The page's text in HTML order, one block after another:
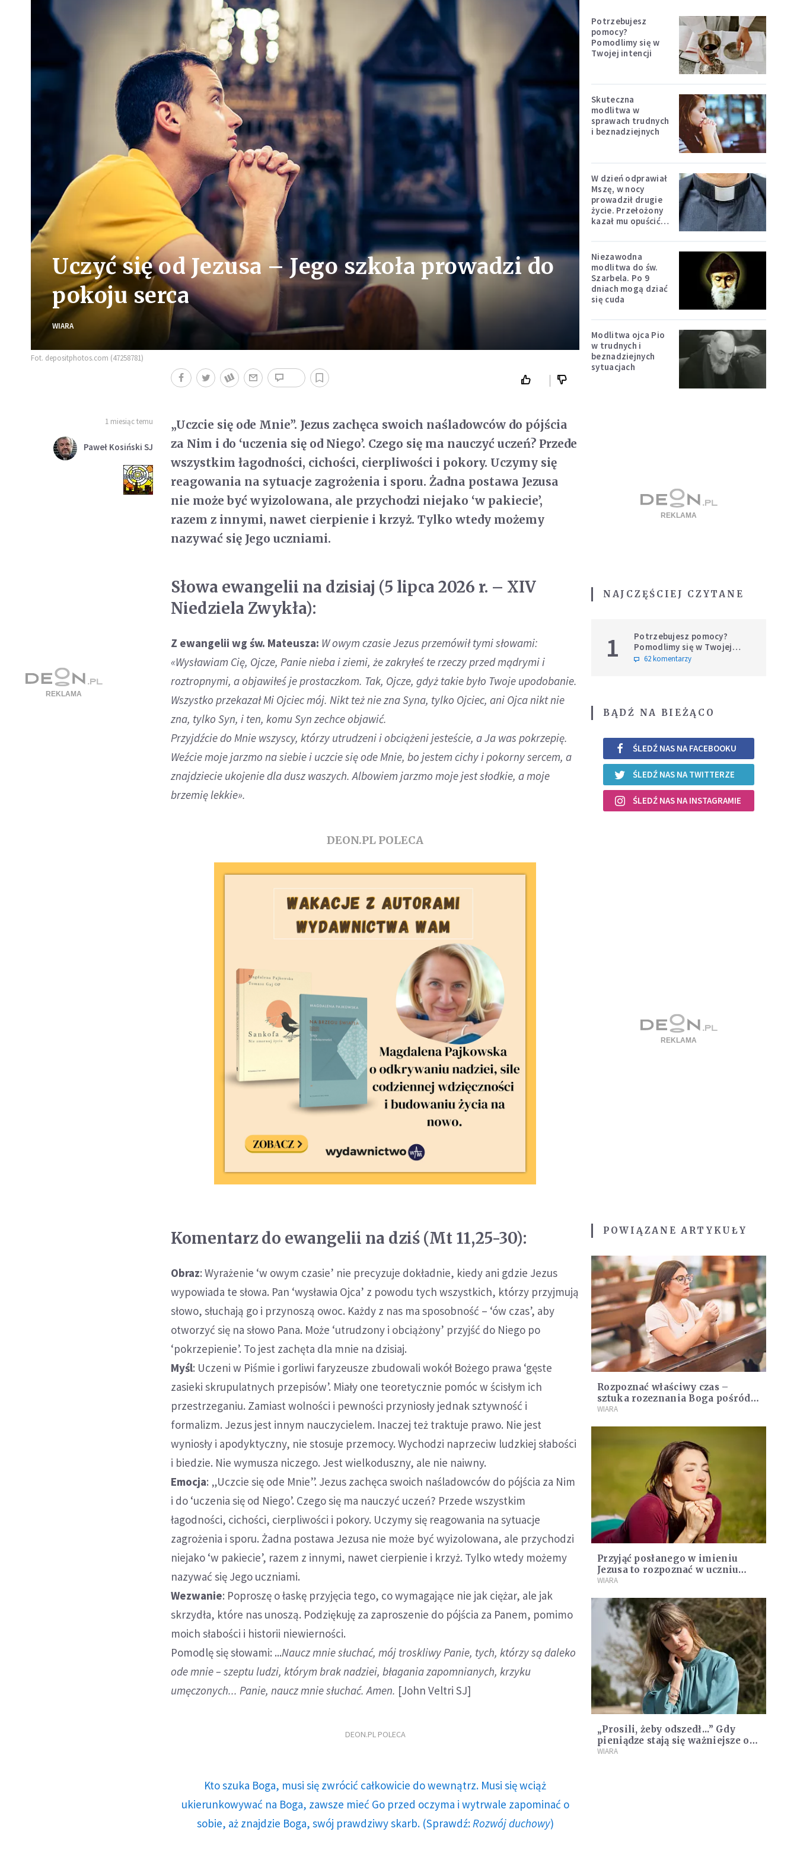
Uczyć się od Jezusa – Jego szkoła prowadzi do
pokoju serca
WIARA
Fot. depositphotos.com (47258781)
1 miesiąc temu
Paweł Kosiński SJ
„Uczcie się ode Mnie”. Jezus zachęca swoich naśladowców do pójścia
za Nim i do ‘uczenia się od Niego’. Czego się ma nauczyć uczeń? Przede
wszystkim łagodności, cichości, cierpliwości i pokory. Uczymy się
reagowania na sytuacje zagrożenia i sporu. Żadna postawa Jezusa
nie może być wyizolowana, ale przychodzi niejako ‘w pakiecie’,
razem z innymi, nawet cierpienie i krzyż. Tylko wtedy możemy
nazywać się Jego uczniami.
Słowa ewangelii na dzisiaj (5 lipca 2026 r. – XIV
Niedziela Zwykła):
Z ewangelii wg św. Mateusza: W owym czasie Jezus przemówił tymi słowami:
«Wysławiam Cię, Ojcze, Panie nieba i ziemi, że zakryłeś te rzeczy przed mądrymi i
roztropnymi, a objawiłeś je prostaczkom. Tak, Ojcze, gdyż takie było Twoje upodobanie.
Wszystko przekazał Mi Ojciec mój. Nikt też nie zna Syna, tylko Ojciec, ani Ojca nikt nie
zna, tylko Syn, i ten, komu Syn zechce objawić.
Przyjdźcie do Mnie wszyscy, którzy utrudzeni i obciążeni jesteście, a Ja was pokrzepię.
Weźcie moje jarzmo na siebie i uczcie się ode Mnie, bo jestem cichy i pokorny sercem, a
znajdziecie ukojenie dla dusz waszych. Albowiem jarzmo moje jest słodkie, a moje
brzemię lekkie».
DEON.PL POLECA
Komentarz do ewangelii na dziś (Mt 11,25-30):
Obraz: Wyrażenie ‘w owym czasie’ nie precyzuje dokładnie, kiedy ani gdzie Jezus
wypowiada te słowa. Pan ‘wysławia Ojca’ z powodu tych wszystkich, którzy przyjmują
słowo, słuchają go i przynoszą owoc. Każdy z nas ma sposobność – ‘ów czas’, aby
otworzyć się na słowo Pana. Może ‘utrudzony i obciążony’ przyjść do Niego po
‘pokrzepienie’. To jest zachęta dla mnie na dzisiaj.
Myśl: Uczeni w Piśmie i gorliwi faryzeusze zbudowali wokół Bożego prawa ‘gęste
zasieki skrupulatnych przepisów’. Miały one teoretycznie pomóc w ścisłym ich
przestrzeganiu. Zamiast wolności i pewności przyniosły jednak sztywność i
formalizm. Jezus jest innym nauczycielem. Inaczej też traktuje prawo. Nie jest
wyniosły i apodyktyczny, nie stosuje przemocy. Wychodzi naprzeciw ludzkiej słabości
i biedzie. Nie wymusza niczego. Jest wielkoduszny, ale nie naiwny.
Emocja: „Uczcie się ode Mnie”. Jezus zachęca swoich naśladowców do pójścia za Nim
i do ‘uczenia się od Niego’. Czego się ma nauczyć uczeń? Przede wszystkim
łagodności, cichości, cierpliwości i pokory. Uczymy się reagowania na sytuacje
zagrożenia i sporu. Żadna postawa Jezusa nie może być wyizolowana, ale przychodzi
niejako ‘w pakiecie’, razem z innymi, nawet cierpienie i krzyż. Tylko wtedy możemy
nazywać się Jego uczniami.
Wezwanie: Poproszę o łaskę przyjęcia tego, co wymagające nie jak ciężar, ale jak
skrzydła, które nas unoszą. Podziękuję za zaproszenie do pójścia za Panem, pomimo
moich słabości i historii niewierności.
Pomodlę się słowami: ...Naucz mnie słuchać, mój troskliwy Panie, tych, którzy są daleko
ode mnie – szeptu ludzi, którym brak nadziei, błagania zapomnianych, krzyku
umęczonych... Panie, naucz mnie słuchać. Amen. [John Veltri SJ]
DEON.PL POLECA
Kto szuka Boga, musi się zwrócić całkowicie do wewnątrz. Musi się wciąż
ukierunkowywać na Boga, zawsze mieć Go przed oczyma i wytrwale zapominać o
sobie, aż znajdzie Boga, swój prawdziwy skarb. (Sprawdź: Rozwój duchowy)
Potrzebujesz
pomocy?
Pomodlimy się w
Twojej intencji
Skuteczna
modlitwa w
sprawach trudnych
i beznadziejnych
W dzień odprawiał
Mszę, w nocy
prowadził drugie
życie. Przełożony
kazał mu opuścić
Niezawodna
modlitwa do św.
Szarbela. Po 9
dniach mogą dziać
się cuda
Modlitwa ojca Pio
w trudnych i
beznadziejnych
sytuacjach
NAJCZĘŚCIEJ CZYTANE
1
Potrzebujesz pomocy?
Pomodlimy się w Twojej
intencji
62 komentarzy
BĄDŹ NA BIEŻĄCO
ŚLEDŹ NAS NA FACEBOOKU
ŚLEDŹ NAS NA TWITTERZE
ŚLEDŹ NAS NA INSTAGRAMIE
POWIĄZANE ARTYKUŁY
Rozpoznać właściwy czas –
sztuka rozeznania Boga pośród
radości, postu i codziennych
WIARA
Przyjąć posłanego w imieniu
Jezusa to rozpoznać w uczniu
samego Pana
WIARA
„Prosili, żeby odszedł...” Gdy
pieniądze stają się ważniejsze od
człowieka
WIARA